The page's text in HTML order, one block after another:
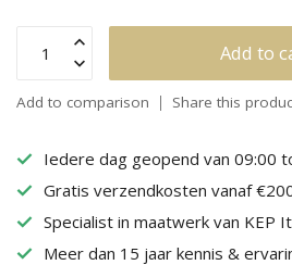
Add to
Add to comparison Share this
Iedere dag geopend van 09:00
Gratis verzendkosten vanaf
Specialist in maatwerk van KEP
Meer dan 15 jaar kennis &